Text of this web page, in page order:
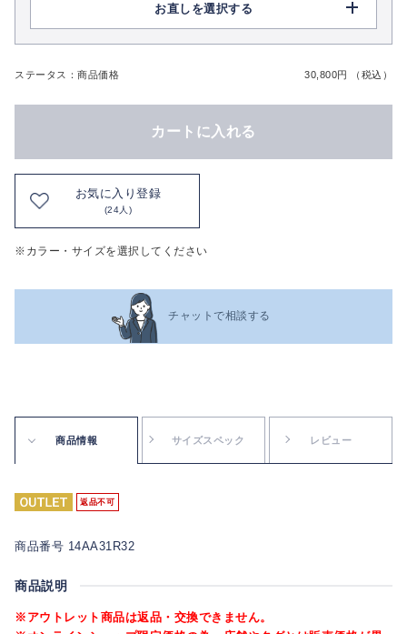
お直しを選択する
ステータス：商品価格 30,800円 （税込）
カートに入れる
お気に入り登録
(24人)
※カラー・サイズを選択してください
チャットで相談する
商品情報 サイズスペック レビュー
返品不可
商品番号 14AA31R32
商品説明
※アウトレット商品は返品・交換できません。